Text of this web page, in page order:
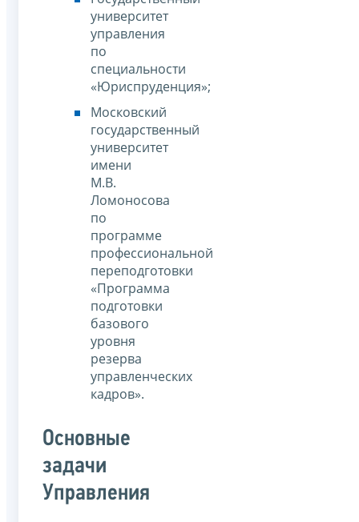
университет
управления
по
специальности
«Юриспруденция»;
Московский
государственный
университет
имени
М.В.
Ломоносова
по
программе
профессиональной
переподготовки
«Программа
подготовки
базового
уровня
резерва
управленческих
кадров».
Основные
задачи
Управления